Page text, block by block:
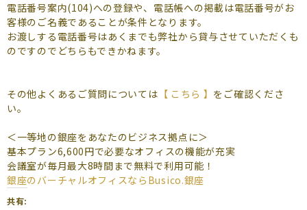
（会員専用）
電話番号案内(104)への登録や、電話帳への掲載は電話番号がお
客様のご名義であることが条件となります。
お渡しする電話番号はあくまでも弊社から貸与させていただくも
のですのでどちらもできかねます。
その他よくあるご質問については 【 こちら 】 をご確認くださ
い。
＜一等地の銀座をあなたのビジネス拠点に＞
基本プラン6,600円で必要なオフィスの機能が充実
会議室が毎月最大8時間まで無料で利用可能！
銀座のバーチャルオフィスならBusico.銀座
共有: